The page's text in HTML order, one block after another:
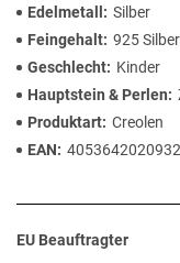
Edelmetall
Silber
Feingehalt 925 Silber
Geschlecht
Kinder
Hauptstein & Perlen
Produktart Creolen
EAN
4053642020932
EU Beauftragter